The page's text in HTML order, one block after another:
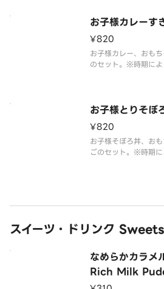
い。
お子様カレーす
¥820
お子様カレー、おも
のセット。※時期に
さい。
お子様とりそぼ
¥820
お子様そぼろ丼、お
ごのセット。※時期
スイーツ・ドリンク
なめらかカラ
Rich Milk